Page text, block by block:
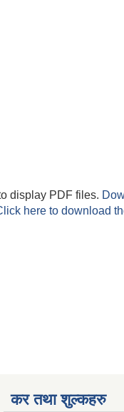
display PDF files.
here to download
कर तथा शुल्कहरु